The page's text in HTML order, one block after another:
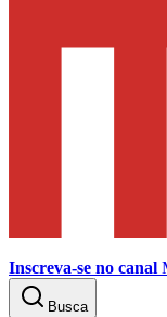
Inscreva-se no canal
Busca